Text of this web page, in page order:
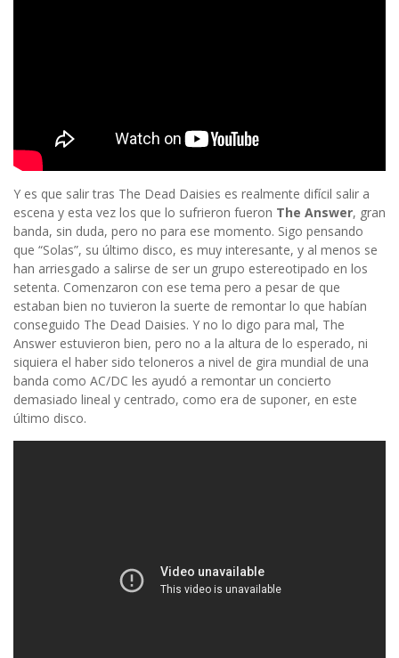
Y es que salir tras The Dead Daisies es realmente difícil salir a
escena y esta vez los que lo sufrieron fueron The Answer, gran
banda, sin duda, pero no para ese momento. Sigo pensando
que “Solas”, su último disco, es muy interesante, y al menos se
han arriesgado a salirse de ser un grupo estereotipado en los
setenta. Comenzaron con ese tema pero a pesar de que
estaban bien no tuvieron la suerte de remontar lo que habían
conseguido The Dead Daisies. Y no lo digo para mal, The
Answer estuvieron bien, pero no a la altura de lo esperado, ni
siquiera el haber sido teloneros a nivel de gira mundial de una
banda como AC/DC les ayudó a remontar un concierto
demasiado lineal y centrado, como era de suponer, en este
último disco.